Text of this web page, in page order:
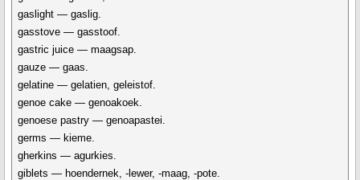
gaslight — gaslig.
gasstove — gasstoof.
gastric juice — maagsap.
gauze — gaas.
gelatine — gelatien, geleistof.
genoe cake — genoakoek.
genoese pastry — genoapastei.
germs — kieme.
gherkins — agurkies.
giblets — hoendernek, -lewer, -maag, -pote.